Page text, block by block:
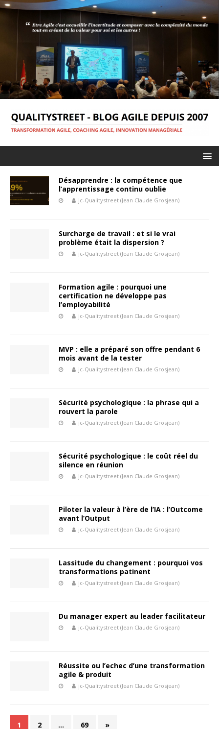
Désapprendre : la compétence que
l’apprentissage continu oublie
jc-Qualitystreet (Jean Claude Grosjean)
Surcharge de travail : et si le vrai
problème était la dispersion ?
jc-Qualitystreet (Jean Claude Grosjean)
Formation agile : pourquoi une
certification ne développe pas
l’employabilité
jc-Qualitystreet (Jean Claude Grosjean)
MVP : elle a préparé son offre pendant 6
mois avant de la tester
jc-Qualitystreet (Jean Claude Grosjean)
Sécurité psychologique : la phrase qui a
rouvert la parole
jc-Qualitystreet (Jean Claude Grosjean)
Sécurité psychologique : le coût réel du
silence en réunion
jc-Qualitystreet (Jean Claude Grosjean)
Piloter la valeur à l’ère de l’IA : l’Outcome
avant l’Output
jc-Qualitystreet (Jean Claude Grosjean)
Lassitude du changement : pourquoi vos
transformations patinent
jc-Qualitystreet (Jean Claude Grosjean)
Du manager expert au leader facilitateur
jc-Qualitystreet (Jean Claude Grosjean)
Réussite ou l’echec d’une transformation
agile & produit
jc-Qualitystreet (Jean Claude Grosjean)
1 2 … 69 »